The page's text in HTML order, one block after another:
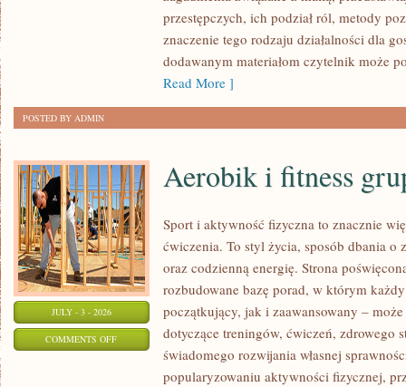
przestępczych, ich podział ról, metody
znaczenie tego rodzaju działalności dla
dodawanym materiałom czytelnik może
Read More ]
POSTED BY ADMIN
JULY - 3 - 2026
COMMENTS OFFON
Aerobik i fitness
Sport i aktywność fizyczna to znacznie
ćwiczenia. To styl życia, sposób dbania o
oraz codzienną energię. Strona
rozbudowane bazę porad, w którym
początkujący, jak i zaawansowany –
dotyczące treningów, ćwiczeń, zdrowego
świadomego rozwijania własnej
popularyzowaniu aktywności fizycznej,